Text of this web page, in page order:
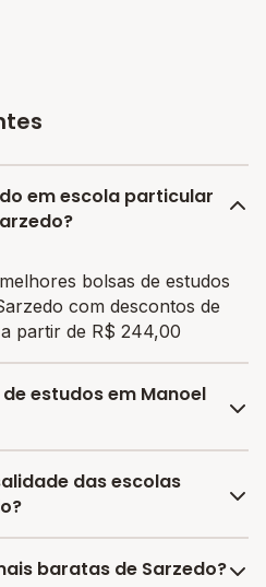
em escola particular
bolsas de estudos
com descontos de
partir de R$ 244,00
estudos em Manoel
Escola disponibiliza
nas mensalidades.
das escolas
Sarzedo é de R$ 349,50
baratas de Sarzedo?